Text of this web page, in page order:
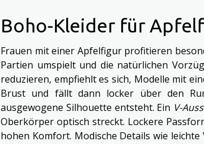
Boho-Kleider für
Frauen mit einer Apfelfigur profitieren
Partien umspielt und die natürlichen
reduzieren, empfiehlt es sich, Modelle mit
Brust und fällt dann locker über den
ausgewogene Silhouette entsteht. Ein V-
Oberkörper optisch streckt. Lockere
hohen Komfort. Modische Details wie